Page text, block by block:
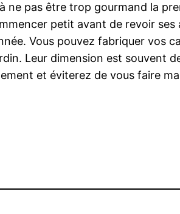
ne pas être trop gourmand la
petit avant de revoir
Vous pouvez fabriquer vos
Leur dimension est souvent
et éviterez de vous faire mal